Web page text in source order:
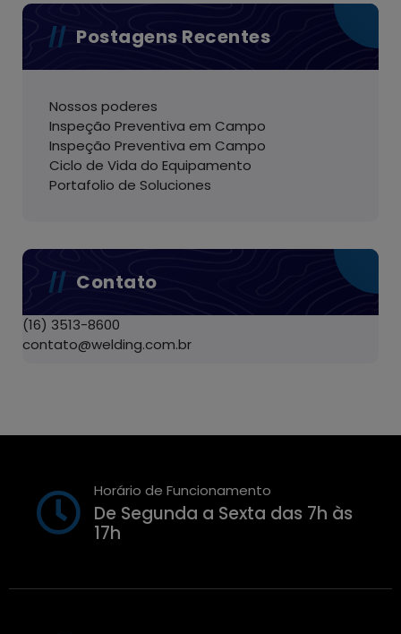
Postagens Recentes
Nossos poderes
Inspeção Preventiva em Campo
Inspeção Preventiva em Campo
Ciclo de Vida do Equipamento
Portafolio de Soluciones
Contato
(16) 3513-8600
contato@welding.com.br
Horário de Funcionamento
De Segunda a Sexta das 7h às
17h